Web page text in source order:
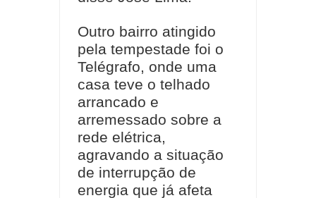
Outro bairro atingido
pela tempestade foi o
Telégrafo, onde uma
casa teve o telhado
arrancado e
arremessado sobre a
rede elétrica,
agravando a situação
de interrupção de
energia que já afeta